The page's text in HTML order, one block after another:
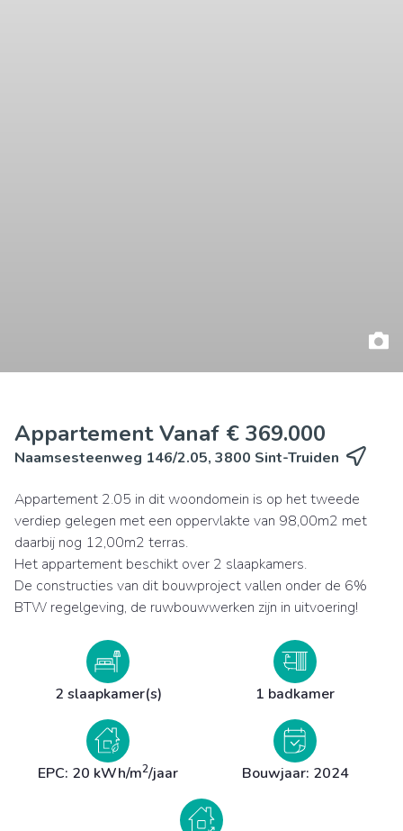
Appartement Vanaf € 369.000
Naamsesteenweg 146/2.05, 3800 Sint-Truiden
Appartement 2.05 in dit woondomein is op het tweede
verdiep gelegen met een oppervlakte van 98,00m2 met
daarbij nog 12,00m2 terras.
Het appartement beschikt over 2 slaapkamers.
De constructies van dit bouwproject vallen onder de 6%
BTW regelgeving, de ruwbouwwerken zijn in uitvoering!
2 slaapkamer(s) 1 badkamer
EPC: 20 kWh/m2/jaar Bouwjaar: 2024